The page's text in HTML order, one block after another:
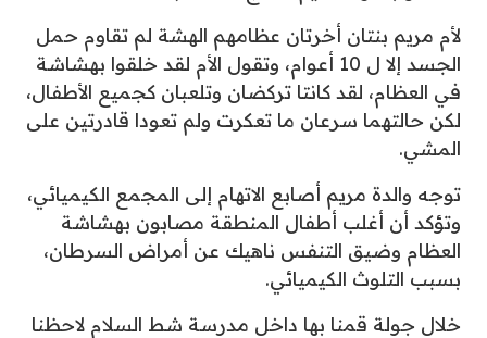
لأم مريم بنتان أخرتان عظامهم الهشة لم تقاوم حمل
الجسد إلا ل 10 أعوام، وتقول الأم لقد خلقوا بهشاشة
في العظام، لقد كانتا تركضان وتلعبان كجميع الأطفال،
لكن حالتهما سرعان ما تعكرت ولم تعودا قادرتين على
المشي.
توجه والدة مريم أصابع الاتهام إلى المجمع الكيميائي،
وتؤكد أن أغلب أطفال المنطقة مصابون بهشاشة
العظام وضيق التنفس ناهيك عن أمراض السرطان،
بسبب التلوث الكيميائي.
خلال جولة قمنا بها داخل مدرسة شط السلام لاحظنا